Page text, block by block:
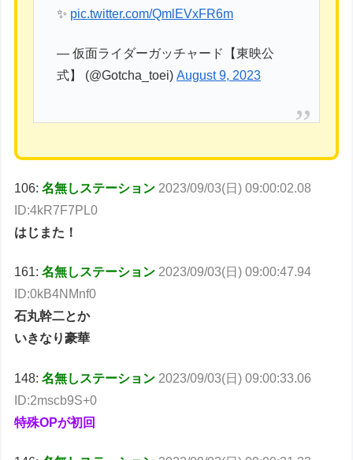
✨ pic.twitter.com/QmlEVxFR6m
— 仮面ライダーガッチャード【東映公
式】 (@Gotcha_toei)August 9, 2023
106:名無しステーション 2023/09/03(日) 09:00:02.08
ID:4kR7F7PL0
はじまた！
161:名無しステーション 2023/09/03(日) 09:00:47.94
ID:0kB4NMnf0
石丸幹二とか
いきなり豪華
148:名無しステーション 2023/09/03(日) 09:00:33.06
ID:2mscb9S+0
特殊OPが初回